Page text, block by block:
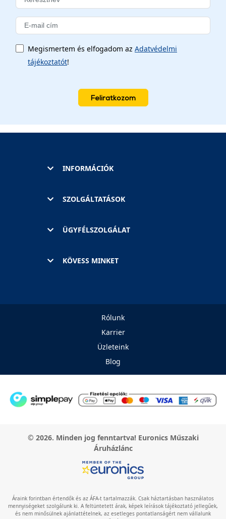
Megismertem és elfogadom az Adatvédelmi
tájékoztatót!
Feliratkozom
INFORMÁCIÓK
SZOLGÁLTATÁSOK
ÜGYFÉLSZOLGÁLAT
KÖVESS MINKET
Rólunk
Karrier
Üzleteink
Blog
© 2026. Minden jog fenntartva! Euronics Műszaki
Áruházlánc
Áraink forintban értendők és az ÁFA-t tartalmazzák. Csak háztartásban használatos
mennyiségeket szolgálunk ki. A feltüntetett árak, képek leírások tájékoztató jellegűek,
és nem minősülnek ajánlattételnek, az esetleges pontatlanságért nem vállalunk